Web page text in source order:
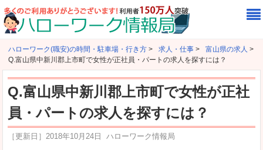
ハローワーク(職安)の時間・駐車場・行き方 > 求人・仕事 > 富山県の求人 >
Q.富山県中新川郡上市町で女性が正社員・パートの求人を探すには？
Q.富山県中新川郡上市町で女性が正社
員・パートの求人を探すには？
［更新日］ 2018年10月24日 ハローワーク情報局